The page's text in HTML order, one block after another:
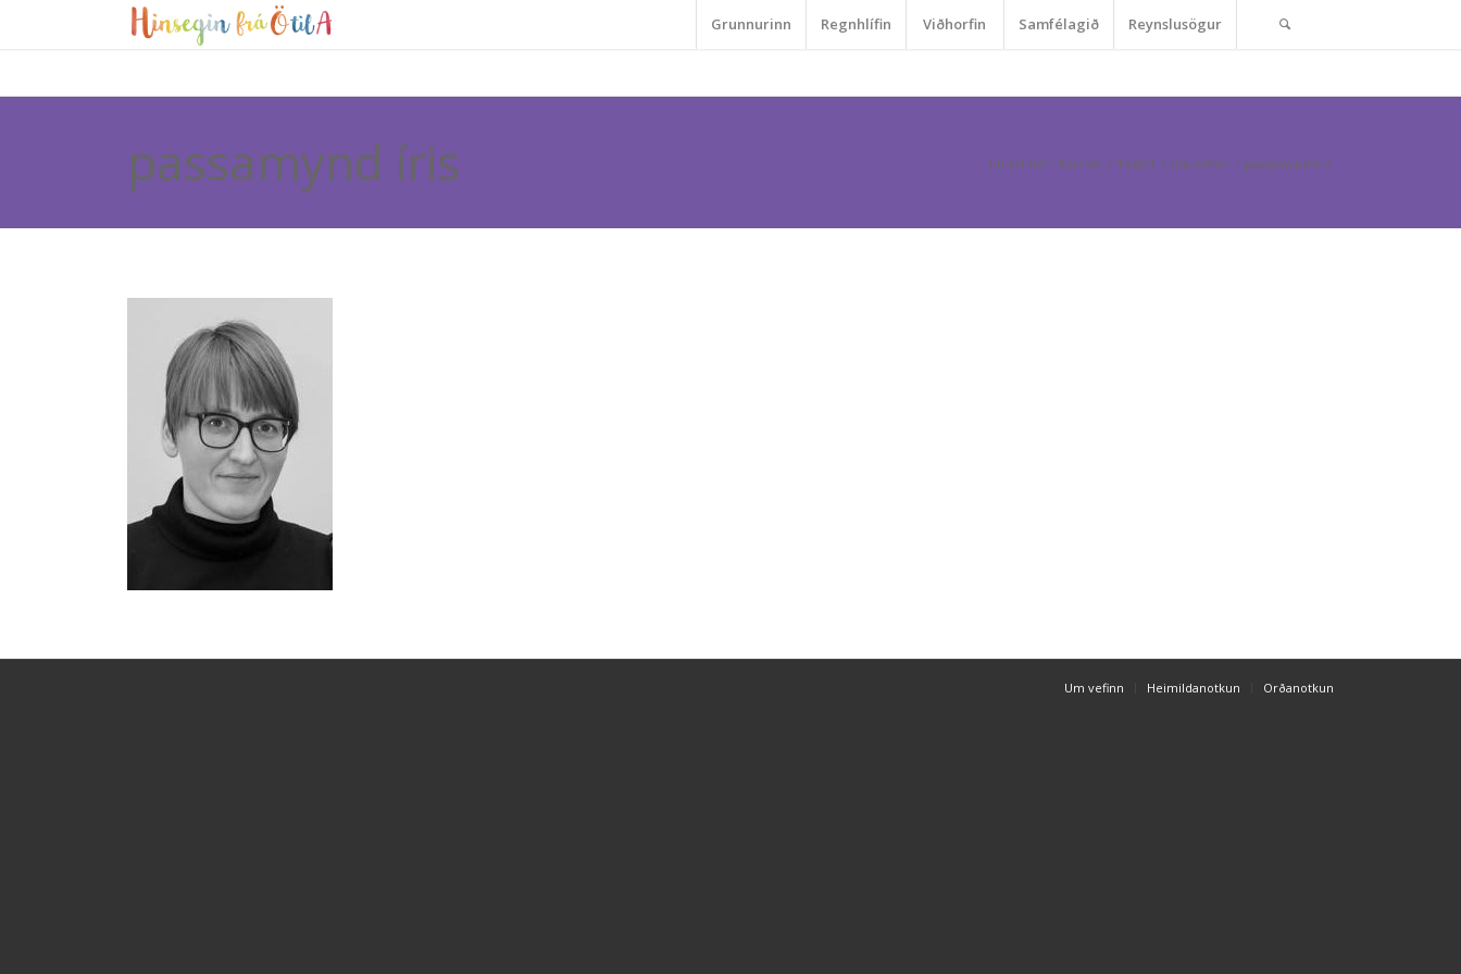
Grunnurinn Regnhlífin Viðhorfin Samfélagið Reynslusögur
passamynd íris Þú ert hér: Forsíða / Test24 / Um vefinn / passamynd íris
Um vefinn Heimildanotkun Orðanotkun